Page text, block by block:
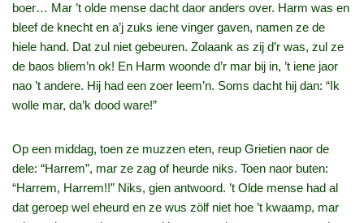
boer… Mar ’t olde mense dacht daor anders over. Harm was en
bleef de knecht en a’j zuks iene vinger gaven, namen ze de
hiele hand. Dat zul niet gebeuren. Zolaank as zij d’r was, zul ze
de baos bliem’n ok! En Harm woonde d’r mar bij in, ’t iene jaor
nao ’t andere. Hij had een zoer leem’n. Soms dacht hij dan: “Ik
wolle mar, da’k dood ware!”
Op een middag, toen ze muzzen eten, reup Grietien naor de
dele: “Harrem”, mar ze zag of heurde niks. Toen naor buten:
“Harrem, Harrem!!” Niks, gien antwoord. ’t Olde mense had al
dat geroep wel eheurd en ze wus zölf niet hoe ’t kwaamp, mar